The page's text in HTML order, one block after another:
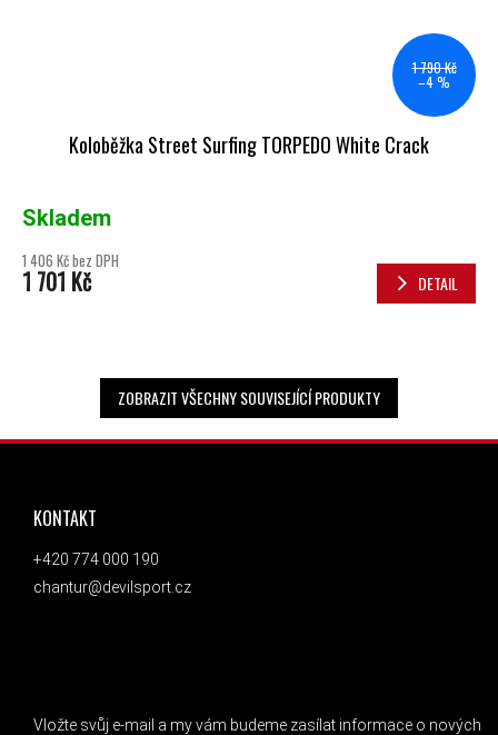
1 790 Kč
–4 %
Koloběžka Street Surfing TORPEDO White Crack
Skladem
1 406 Kč bez DPH
1 701 Kč DETAIL
ZOBRAZIT VŠECHNY SOUVISEJÍCÍ PRODUKTY
ZÁPATÍ
KONTAKT
+420 774 000 190
chantur@devilsport.cz
Vložte svůj e-mail a my vám budeme zasílat informace o nových